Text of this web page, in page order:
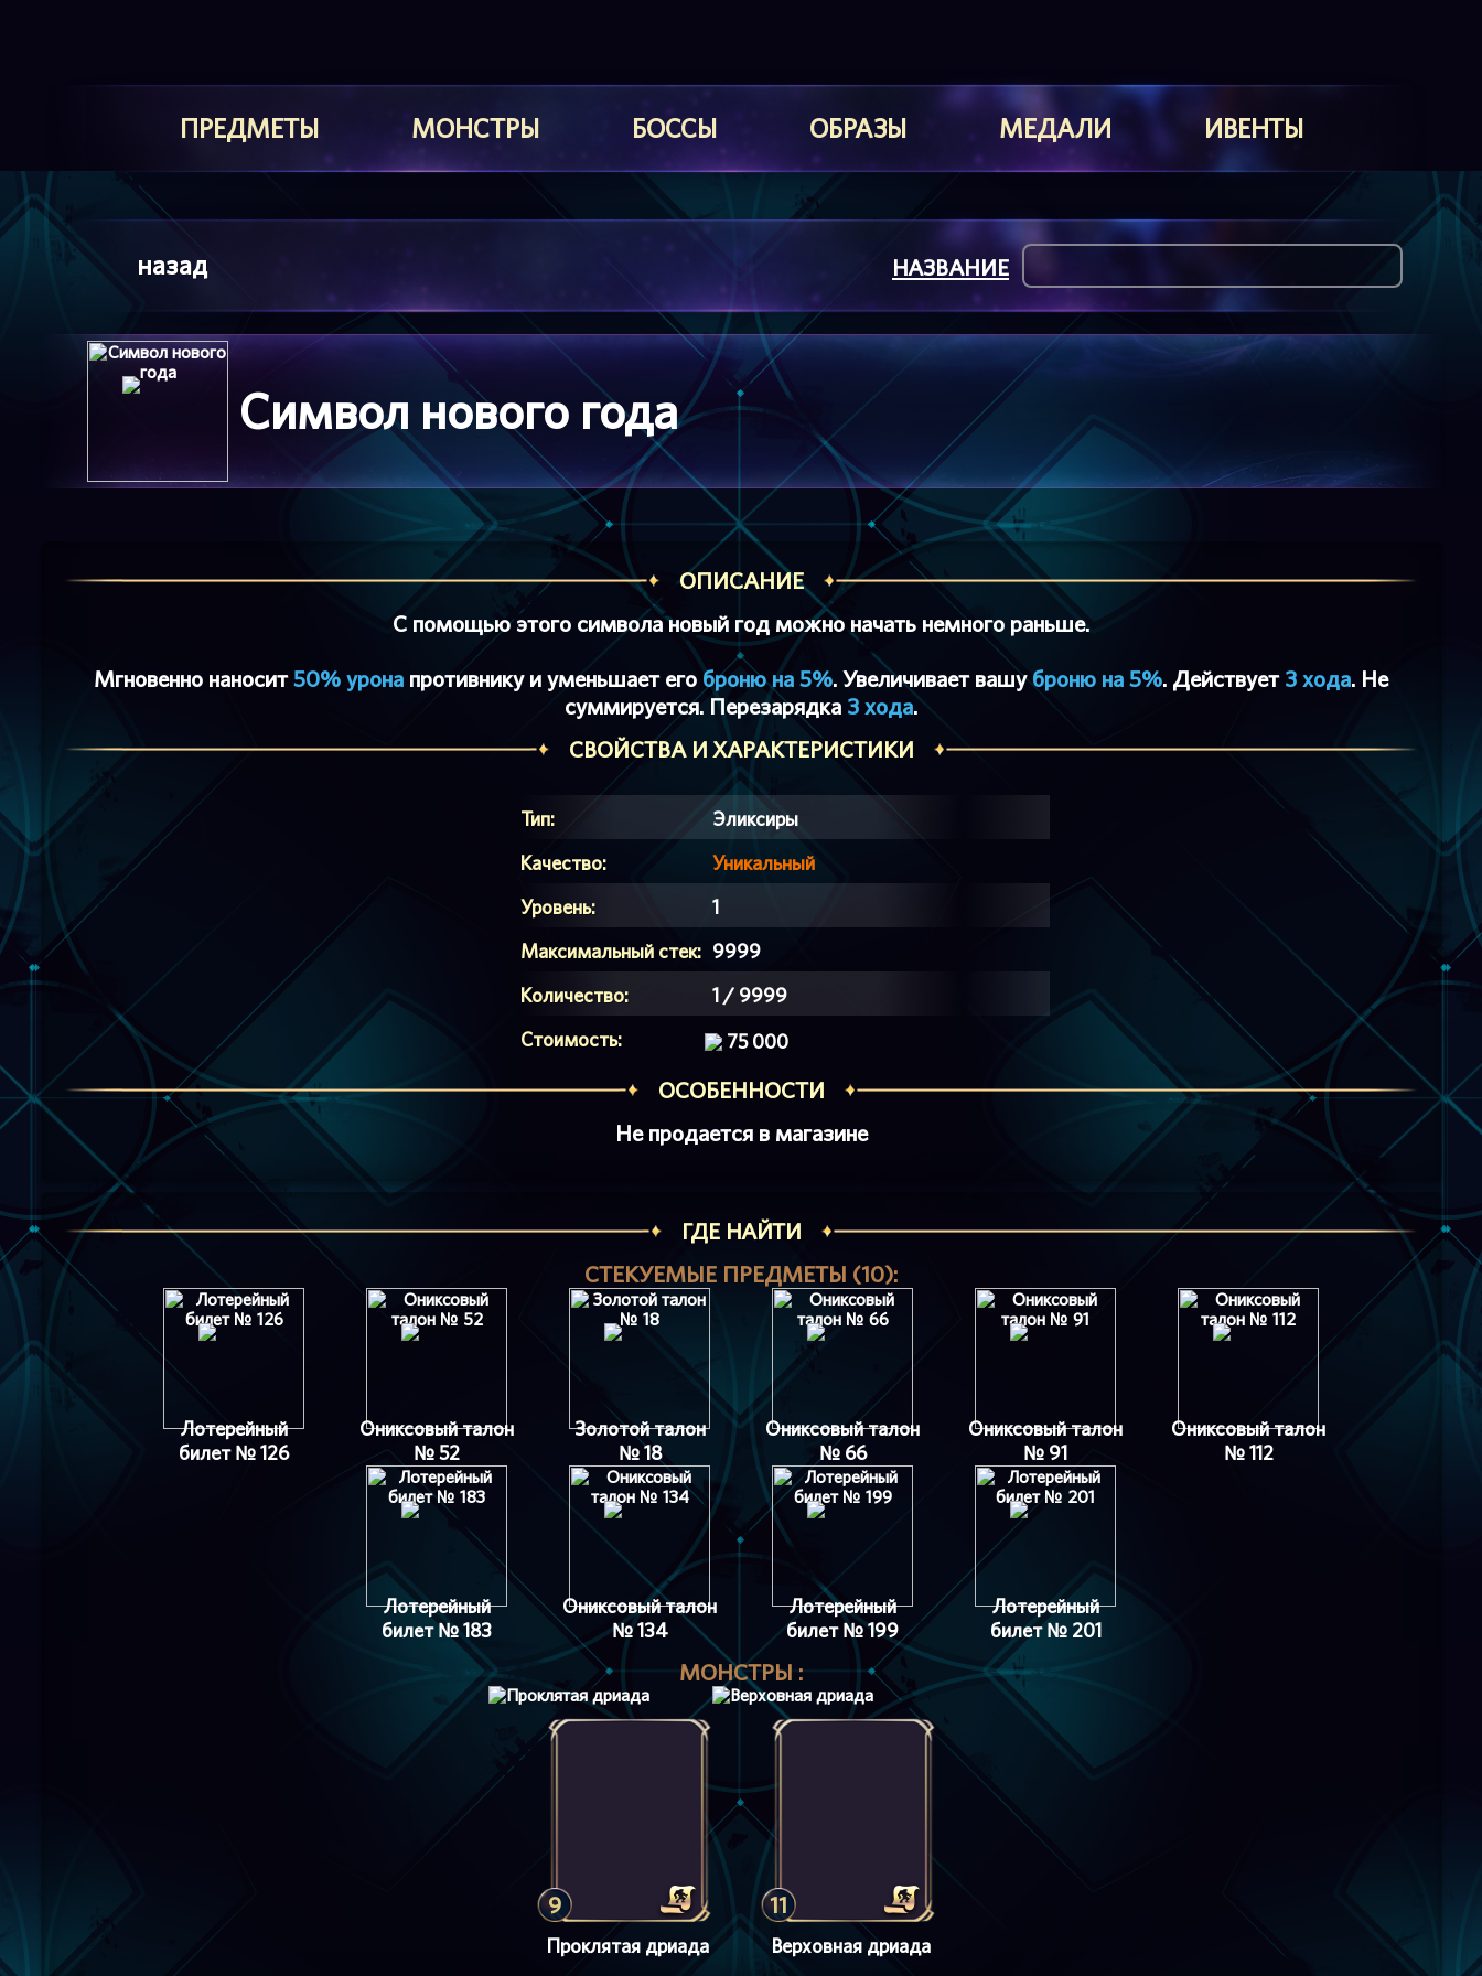
ПРЕДМЕТЫ МОНСТРЫ БОССЫ ОБРАЗЫ МЕДАЛИ ИВЕНТЫ
назад НАЗВАНИЕ
Символ нового года
ОПИСАНИЕ
С помощью этого символа новый год можно начать немного раньше.
Мгновенно наносит50% урона противнику и уменьшает его броню на 5%. Увеличивает вашуброню на 5%. Действует 3 хода. Не
суммируется. Перезарядка 3 хода.
СВОЙСТВА И ХАРАКТЕРИСТИКИ
Тип:
Эликсиры
Качество:
Уникальный
Уровень:
1
Максимальный стек: 9999
Количество:
1 / 9999
Стоимость:
75 000
ОСОБЕННОСТИ
Не продается в магазине
ГДЕ НАЙТИ
СТЕКУЕМЫЕ ПРЕДМЕТЫ (10):
Лотерейный
билет № 126
Ониксовый талон
№ 52
Золотой талон
№ 18
Ониксовый талон
№ 66
Ониксовый талон
№ 91
Ониксовый талон
№ 112
Лотерейный
билет № 183
Ониксовый талон
№ 134
Лотерейный
билет № 199
Лотерейный
билет № 201
МОНСТРЫ :
9
Проклятая дриада
11
Верховная дриада